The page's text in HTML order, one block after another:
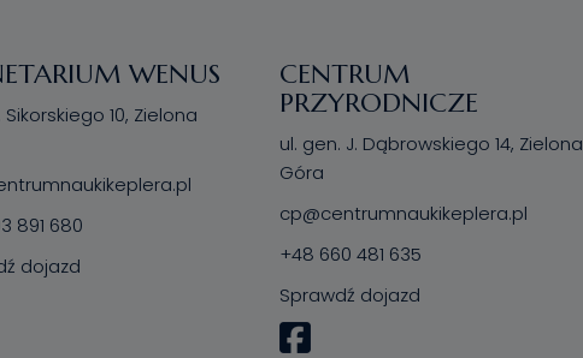
WENUS
Sikorskiego 10, Zielona
891 680
dojazd
CENTRUM
PRZYRODNICZE
ul. gen. J. Dąbrowskiego 14, Zielona
Góra
cp@centrumnaukikeplera.pl
+48 660 481 635
Sprawdź dojazd